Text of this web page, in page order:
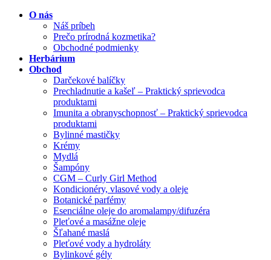
O nás
Náš príbeh
Prečo prírodná kozmetika?
Obchodné podmienky
Herbárium
Obchod
Darčekové balíčky
Prechladnutie a kašeľ – Praktický sprievodca
produktami
Imunita a obranyschopnosť – Praktický sprievodca
produktami
Bylinné mastičky
Krémy
Mydlá
Šampóny
CGM – Curly Girl Method
Kondicionéry, vlasové vody a oleje
Botanické parfémy
Esenciálne oleje do aromalampy/difuzéra
Pleťové a masážne oleje
Šľahané maslá
Pleťové vody a hydroláty
Bylinkové gély